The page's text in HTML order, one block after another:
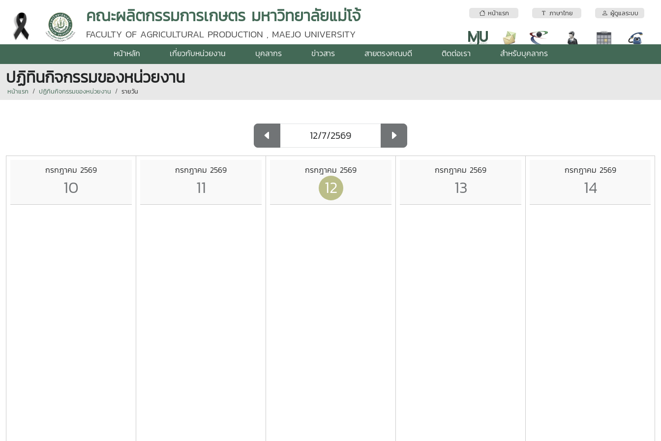
หน้าแรก ภาษาไทย ผู้ดูแลระบบ
คณะผลิตกรรมการเกษตร มหาวิทยาลัยแม่โจ้
FACULTY OF AGRICULTURAL PRODUCTION , MAEJO UNIVERSITY
หน้าหลัก เกี่ยวกับหน่วยงาน บุคลากร ข่าวสาร สายตรงคณบดี ติดต่อเรา สำหรับบุคลากร
ปฏิทินกิจกรรมของหน่วยงาน
หน้าแรก ปฏิทินกิจกรรมของหน่วยงาน รายวัน
กรกฎาคม 2569
10
กรกฎาคม 2569
11
กรกฎาคม 2569
12
กรกฎาคม 2569
13
กรกฎาคม 2569
14